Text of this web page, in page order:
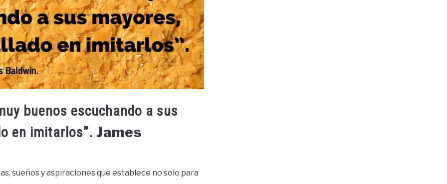
buenos escuchando a sus
en imitarlos”. James
sueños y aspiraciones que establece no solo para